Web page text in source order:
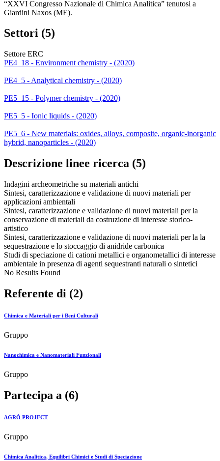
“XXVI Congresso Nazionale di Chimica Analitica” tenutosi a
Giardini Naxos (ME).
Settori (5)
Settore ERC
PE4_18 - Environment chemistry - (2020)
PE4_5 - Analytical chemistry - (2020)
PE5_15 - Polymer chemistry - (2020)
PE5_5 - Ionic liquids - (2020)
PE5_6 - New materials: oxides, alloys, composite, organic-inorganic
hybrid, nanoparticles - (2020)
Descrizione linee ricerca (5)
Indagini archeometriche su materiali antichi
Sintesi, caratterizzazione e validazione di nuovi materiali per
applicazioni ambientali
Sintesi, caratterizzazione e validazione di nuovi materiali per la
conservazione di materiali da costruzione di interesse storico-
artistico
Sintesi, caratterizzazione e validazione di nuovi materiali per la la
sequestrazione e lo stoccaggio di anidride carbonica
Studi di speciazione di cationi metallici e organometallici di interesse
ambientale in presenza di agenti sequestranti naturali o sintetici
No Results Found
Referente di (2)
Chimica e Materiali per i Beni Culturali
Gruppo
Nanochimica e Nanomateriali Funzionali
Gruppo
Partecipa a (6)
AGRÒ PROJECT
Gruppo
Chimica Analitica, Equilibri Chimici e Studi di Speciazione